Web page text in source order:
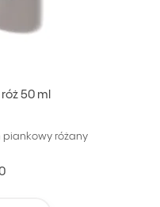
50 ml
piankowy różany